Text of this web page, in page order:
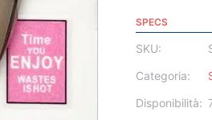
SPECS
SKU:
Categoria:
Disponibilità: